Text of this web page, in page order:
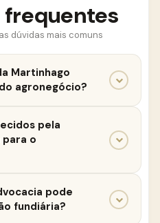
frequentes
dúvidas mais comuns
Martinhago
agronegócio?
em direito do
experiência em questões
pela
o
agrários,
ambiental,
pode
fundiária?